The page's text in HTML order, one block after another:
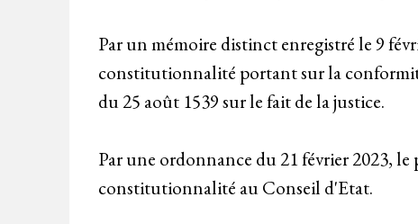
Par un mémoire distinct enregistré le 9
constitutionnalité portant sur la
du 25 août 1539 sur le fait de la justice.
Par une ordonnance du 21 février 2023,
constitutionnalité au Conseil d'Etat.